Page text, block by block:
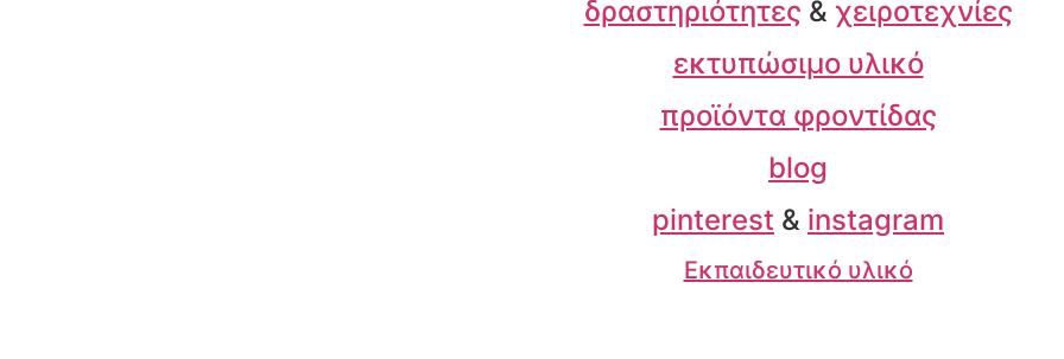
δραστηριότητες & χειροτεχνίες
εκτυπώσιμο υλικό
προϊόντα φροντίδας
blog
pinterest & instagram
Εκπαιδευτικό υλικό